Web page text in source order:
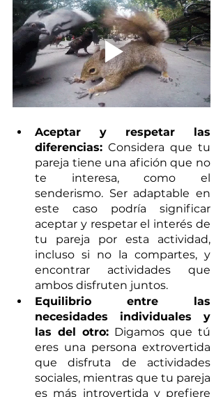
Aceptar y respetar las
diferencias: Considera que tu
pareja tiene una afición que no
te interesa, como el
senderismo. Ser adaptable en
este caso podría significar
aceptar y respetar el interés de
tu pareja por esta actividad,
incluso si no la compartes, y
encontrar actividades que
ambos disfruten juntos.
Equilibrio entre las
necesidades individuales y
las del otro: Digamos que tú
eres una persona extrovertida
que disfruta de actividades
sociales, mientras que tu pareja
es más introvertida y prefiere